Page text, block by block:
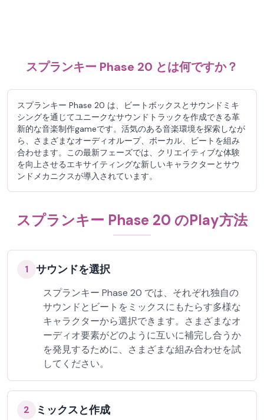
スプランキー Phase 20 とは何ですか？
スプランキー Phase 20 は、ビートボックスとサウンドミキ
シングを通じてユニークなサウンドトラックを作成できる革
新的な音楽制作gameです。活気のある音楽環境を探索しなが
ら、さまざまなオーディオループ、ボーカル、ビートを組み
合わせます。この最新フェーズでは、クリエイティブな体験
を向上させるエキサイティングな新しいキャラクターとサウ
ンドメカニクスが導入されています。
スプランキー Phase 20 のPlay方法
1 サウンドを選択
スプランキー Phase 20 では、それぞれ独自の
サウンドとビートをミックスにもたらす多様な
キャラクターから選択できます。さまざまなオ
ーディオ要素がどのように互いに補完し合うか
を発見するために、さまざまな組み合わせを試
してください。
2 ミックスと作成